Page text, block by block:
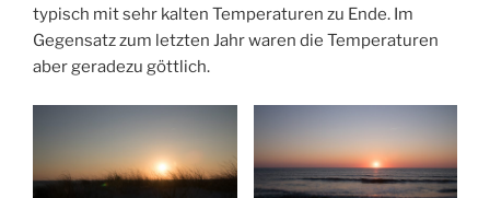
typisch mit sehr kalten Temperaturen zu Ende. Im
Gegensatz zum letzten Jahr waren die Temperaturen
aber geradezu göttlich.